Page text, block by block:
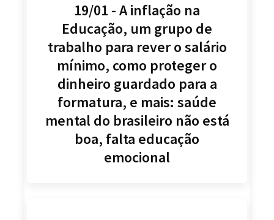
19/01 - A inflação na
Educação, um grupo de
trabalho para rever o salário
mínimo, como proteger o
dinheiro guardado para a
formatura, e mais: saúde
mental do brasileiro não está
boa, falta educação
emocional